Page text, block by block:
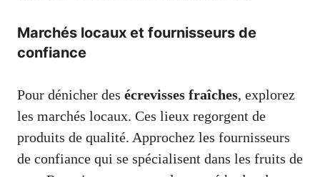
Marchés locaux et fournisseurs de
confiance
Pour dénicher des écrevisses fraîches, explorez
les marchés locaux. Ces lieux regorgent de
produits de qualité. Approchez les fournisseurs
de confiance qui se spécialisent dans les fruits de